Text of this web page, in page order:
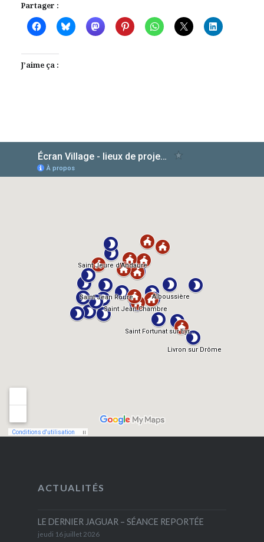
Partager :
J’aime ça :
ACTUALITÉS
LE DERNIER JAGUAR – SÉANCE REPORTÉE
jeudi 16 juillet 2026